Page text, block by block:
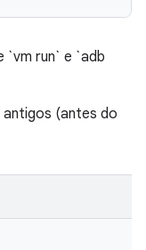
run` e `adb
antigos (antes do